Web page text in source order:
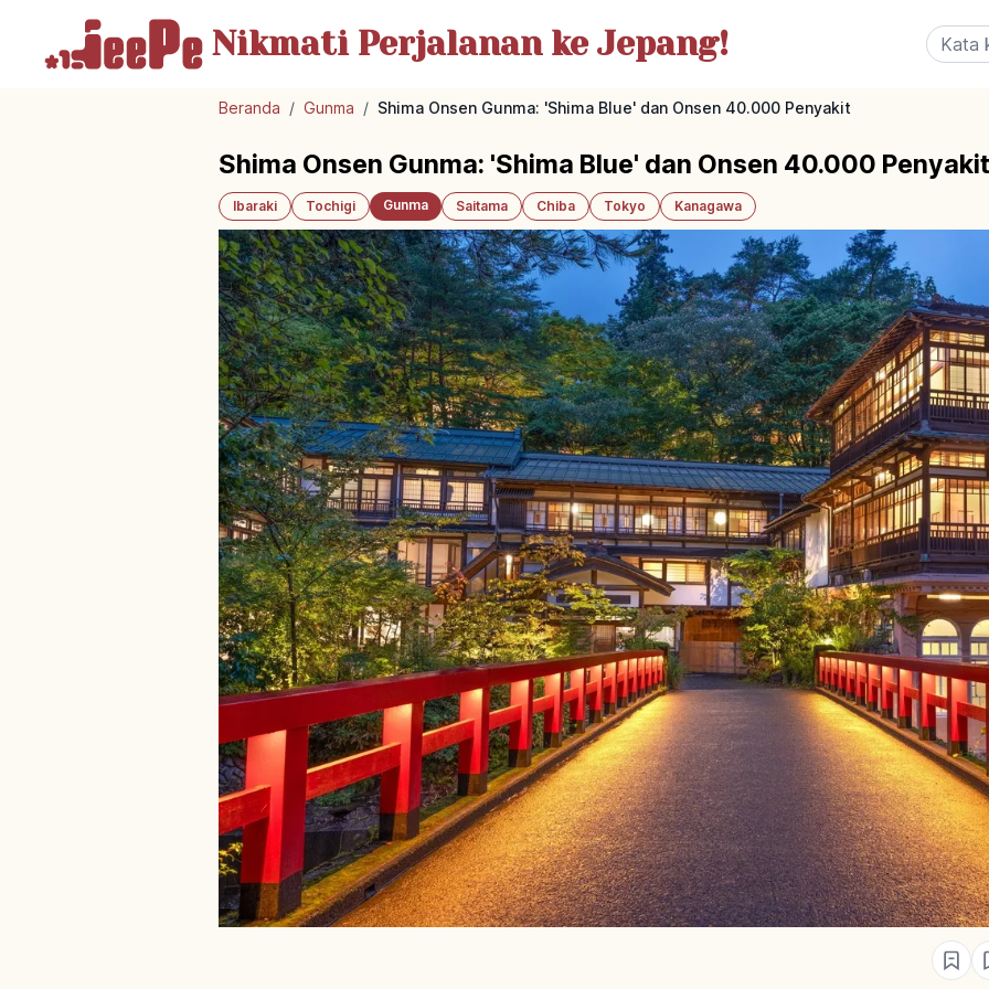
Nikmati Perjalananke Jepang!
Beranda / Gunma / Shima Onsen Gunma: 'Shima Blue' dan Onsen 40.000 Penyakit
Shima Onsen Gunma: 'Shima Blue' dan Onsen 40.000 Penyakit
Ibaraki Tochigi Gunma Saitama Chiba Tokyo Kanagawa